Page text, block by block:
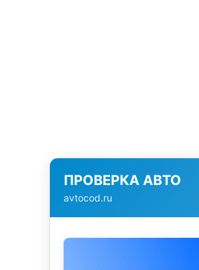
ПРОВЕРКА АВТО
avtocod.ru